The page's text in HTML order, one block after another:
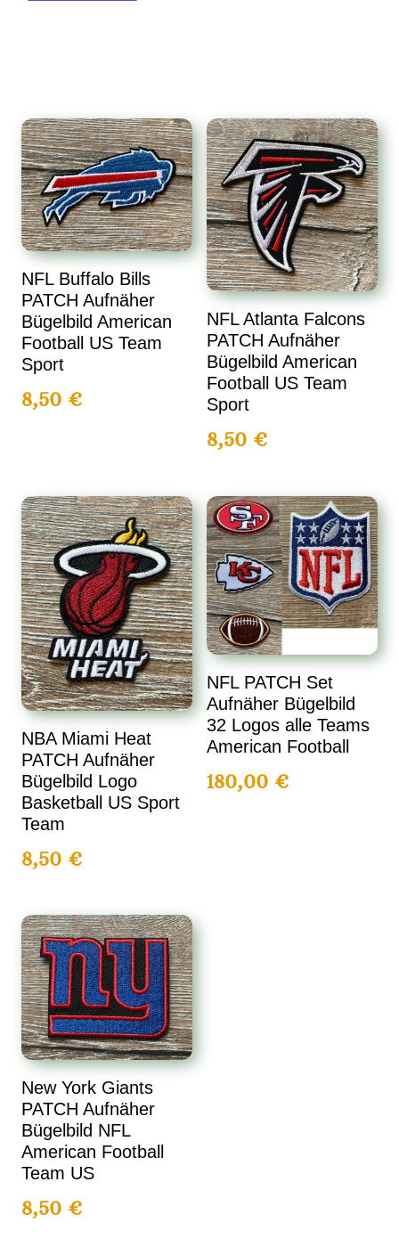
NFL Buffalo Bills
PATCH Aufnäher
Bügelbild American
Football US Team
Sport
8,50€
NFL Atlanta Falcons
PATCH Aufnäher
Bügelbild American
Football US Team
Sport
8,50 €
NBA Miami Heat
PATCH Aufnäher
Bügelbild Logo
Basketball US Sport
Team
8,50€
NFL PATCH Set
Aufnäher Bügelbild
32 Logos alle Teams
American Football
180,00 €
New York Giants
PATCH Aufnäher
Bügelbild NFL
American Football
Team US
8,50€